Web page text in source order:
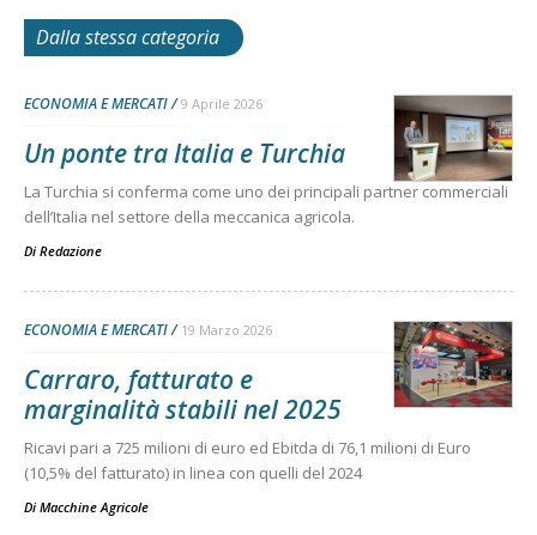
Dalla stessa categoria
ECONOMIA E MERCATI 9 Aprile 2026
Un ponte tra Italia e Turchia
La Turchia si conferma come uno dei principali partner commerciali
dell’Italia nel settore della meccanica agricola.
Di Redazione
ECONOMIA E MERCATI 19 Marzo 2026
Carraro, fatturato e
marginalità stabili nel 2025
Ricavi pari a 725 milioni di euro ed Ebitda di 76,1 milioni di Euro
(10,5% del fatturato) in linea con quelli del 2024
Di Macchine Agricole